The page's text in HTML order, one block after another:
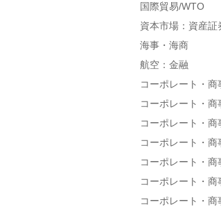
国際貿易/WTO
資本市場：資産
海事・海商
航空：金融
コーポレート・商
コーポレート・商
コーポレート・商
コーポレート・商
コーポレート・商
コーポレート・商
コーポレート・商